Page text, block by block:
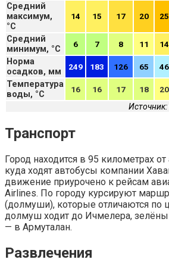
Средний
максимум,
°C
14 15 17 20 25
Средний
минимум, °C
6 7 8 11 14
Норма
осадков, мм
249 183 126 65 46
Температура
воды, °C
16 16 17 18 20
Источник:
Транспорт
Город находится в 95 километрах
куда ходят автобусы компании
движение приурочено к рейсам
Airlines. По городу курсируют
(долмуши), которые отличаются по
долмуш ходит до Ичмелера,
— в Армуталан.
Развлечения